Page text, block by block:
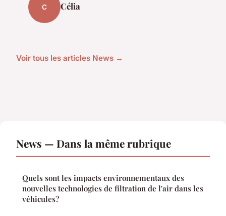
C Célia
Voir tous les articles News →
News — Dans la même rubrique
Quels sont les impacts environnementaux des
nouvelles technologies de filtration de l'air dans les
véhicules?